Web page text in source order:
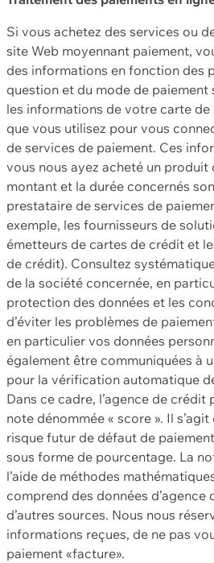
Si vous achetez des services ou
site Web moyennant paiement,
des informations en fonction des
question et du mode de paiement
les informations de votre carte
que vous utilisez pour vous
de services de paiement. Ces
vous nous ayez acheté un produit
montant et la durée concernés
prestataire de services de
exemple, les fournisseurs de
émetteurs de cartes de crédit et
de crédit). Consultez
de la société concernée, en
protection des données et les
d’éviter les problèmes de
en particulier vos données
également être communiquées à
pour la vérification automatique
Dans ce cadre, l’agence de
note dénommée « score ». Il
risque futur de défaut de
sous forme de pourcentage. La
l’aide de méthodes
comprend des données
d’autres sources. Nous nous
informations reçues, de ne pas
paiement «facture».